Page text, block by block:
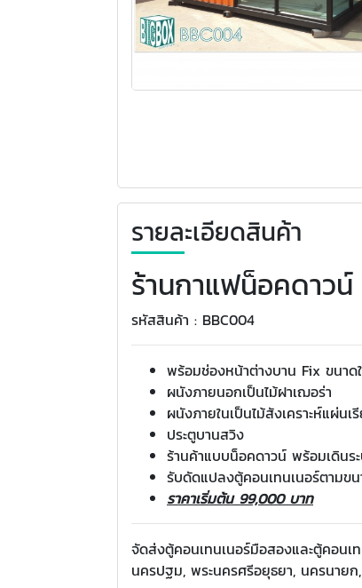
รายละเอียดสินค้า
ร้านกาแฟน็อคดาว
รหัสสินค้า : BBC004
พร้อมช่องหน้าต่างบาน Fix ขนา
ผนังภายนอกเป็นไม้ฝาเฌอร่า
ผนังภายในเป็นไม้สังเคราะห์แผ่น
ประตูบานสวิง
ร้านค้าแบบน็อคดาวน์ พร้อมเดินร
รับดัดแปลงตู้คอนเทนเนอร์ตามข
ราคาเริ่มต้น 99,000 บาท
จัดส่งตู้คอนเทนเนอร์มือสองและตู้คอน
นครปฐม, พระนครศรีอยุธยา, นครนายก